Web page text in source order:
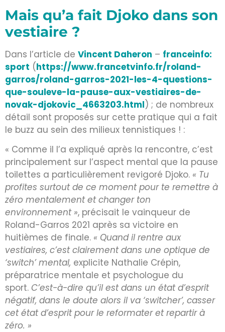
Mais qu’a fait Djoko dans son
vestiaire ?
Dans l’article de Vincent Daheron – franceinfo:
sport (https://www.francetvinfo.fr/roland-
garros/roland-garros-2021-les-4-questions-
que-souleve-la-pause-aux-vestiaires-de-
novak-djokovic_4663203.html) ; de nombreux
détail sont proposés sur cette pratique qui a fait
le buzz au sein des milieux tennistiques ! :
« Comme il l’a expliqué après la rencontre, c’est
principalement sur l’aspect mental que la pause
toilettes a particulièrement revigoré Djoko. « Tu
profites surtout de ce moment pour te remettre à
zéro mentalement et changer ton
environnement », précisait le vainqueur de
Roland-Garros 2021 après sa victoire en
huitièmes de finale. « Quand il rentre aux
vestiaires, c’est clairement dans une optique de
‘switch’ mental, explicite Nathalie Crépin,
préparatrice mentale et psychologue du
sport. C’est-à-dire qu’il est dans un état d’esprit
négatif, dans le doute alors il va ‘switcher’, casser
cet état d’esprit pour le reformater et repartir à
zéro. »